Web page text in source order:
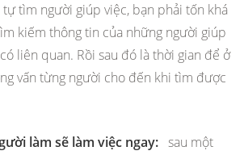
tự tìm người giúp việc, bạn phải tốn khá
kiếm thông tin của những người giúp
liên quan. Rồi sau đó là thời gian để ở
vấn từng người cho đến khi tìm được
làm sẽ làm việc ngay: sau một